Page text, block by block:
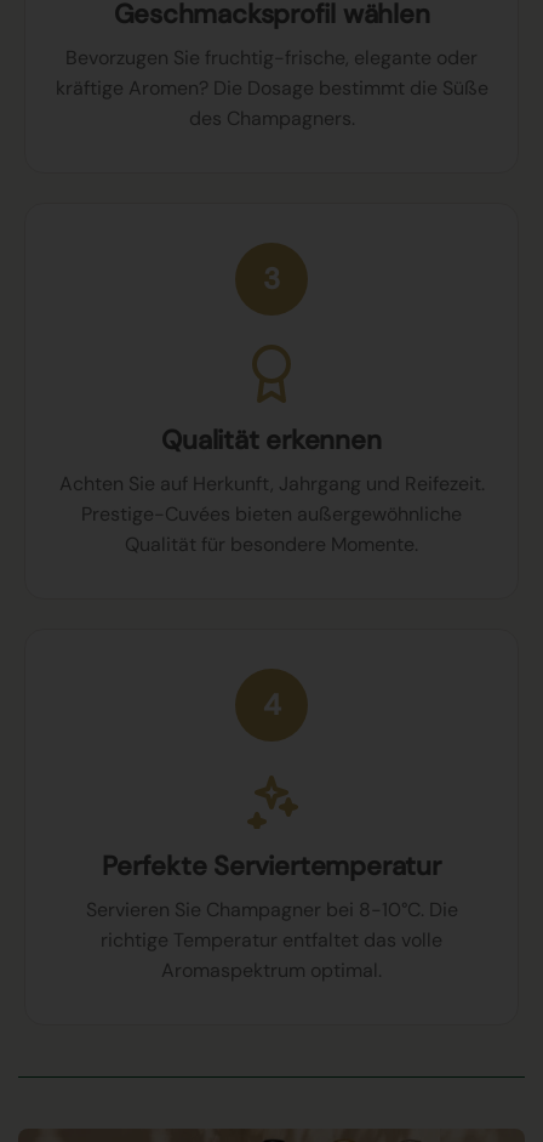
Geschmacksprofil wählen
Bevorzugen Sie fruchtig-frische, elegante oder
kräftige Aromen? Die Dosage bestimmt die Süße
des Champagners.
3
Qualität erkennen
Achten Sie auf Herkunft, Jahrgang und Reifezeit.
Prestige-Cuvées bieten außergewöhnliche
Qualität für besondere Momente.
4
Perfekte Serviertemperatur
Servieren Sie Champagner bei 8-10°C. Die
richtige Temperatur entfaltet das volle
Aromaspektrum optimal.